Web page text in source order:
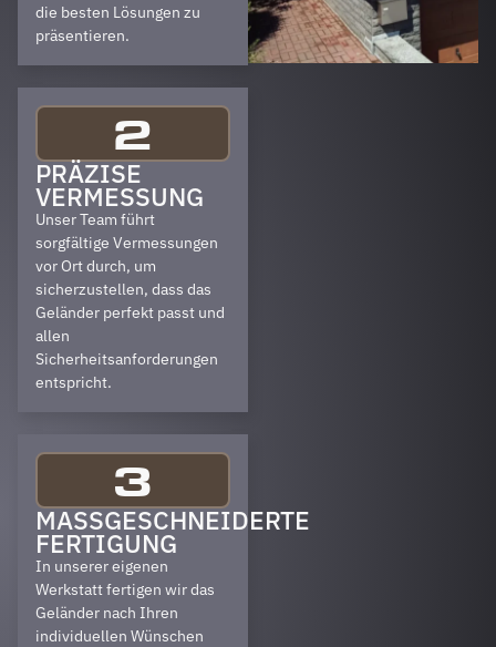
die besten Lösungen zu
präsentieren.
2
PRÄZISE
VERMESSUNG
Unser Team führt
sorgfältige Vermessungen
vor Ort durch, um
sicherzustellen, dass das
Geländer perfekt passt und
allen
Sicherheitsanforderungen
entspricht.
3
MASSGESCHNEIDERTE F
ERTIGUNG
In unserer eigenen
Werkstatt fertigen wir das
Geländer nach Ihren
individuellen Wünschen